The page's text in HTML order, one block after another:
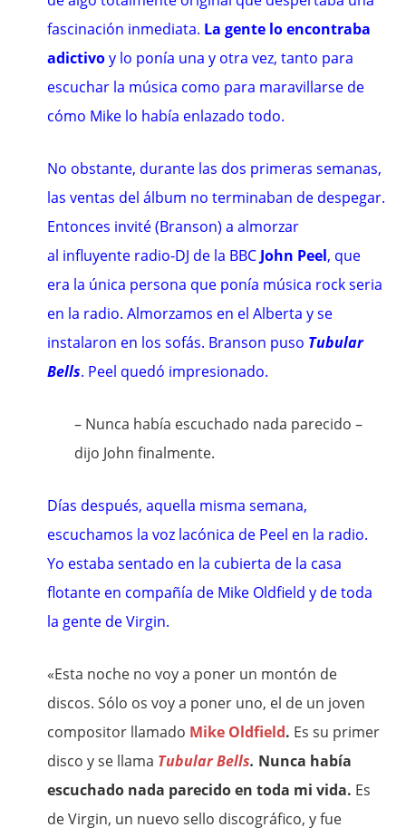
fascinación inmediata. La gente lo encontraba
adictivoy lo ponía una y otra vez, tanto para
escuchar la música como para maravillarse de
cómo Mike lo había enlazado todo.
No obstante, durante las dos primeras semanas,
las ventas del álbum no terminaban de despegar.
Entonces invité (Branson) a almorzar
al influyente radio-DJ de la BBC John Peel, que
era la única persona que ponía música rock seria
en la radio. Almorzamos en el Alberta y se
instalaron en los sofás. Branson puso Tubular
Bells. Peel quedó impresionado.
– Nunca había escuchado nada parecido –
dijo John finalmente.
Días después, aquella misma semana,
escuchamos la voz lacónica de Peel en la radio.
Yo estaba sentado en la cubierta de la casa
flotante en compañía de Mike Oldfield y de toda
la gente de Virgin.
«Esta noche no voy a poner un montón de
discos. Sólo os voy a poner uno, el de un joven
compositor llamado Mike Oldfield. Es su primer
disco y se llama Tubular Bells. Nunca había
escuchado nada parecido en toda mi vida. Es
de Virgin, un nuevo sello discográfico, y fue